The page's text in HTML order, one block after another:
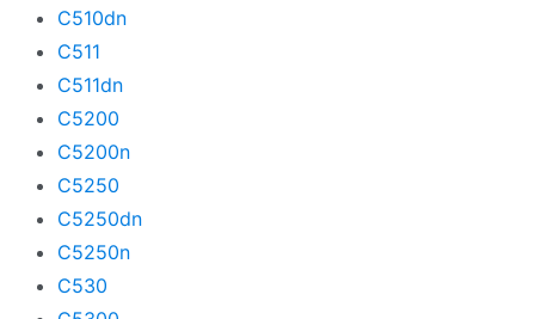
C510dn
C511
C511dn
C5200
C5200n
C5250
C5250dn
C5250n
C530